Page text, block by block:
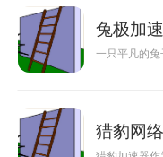
兔极加
一只平凡的
猎豹网